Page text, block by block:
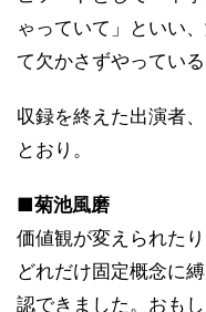
ゃっていて」といい
て欠かさずやっている
収録を終えた出演者
とおり。
■菊池風磨
価値観が変えられた
どれだけ固定概念に
認できました。おも